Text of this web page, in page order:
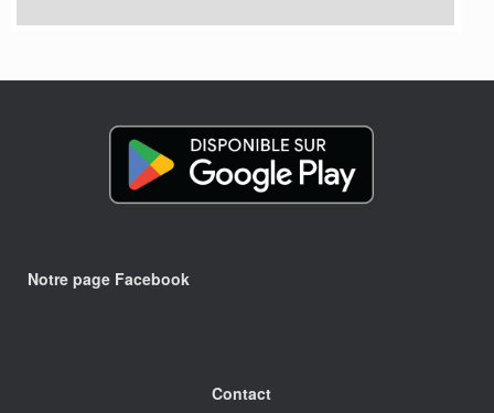
Notre page Facebook
Contact